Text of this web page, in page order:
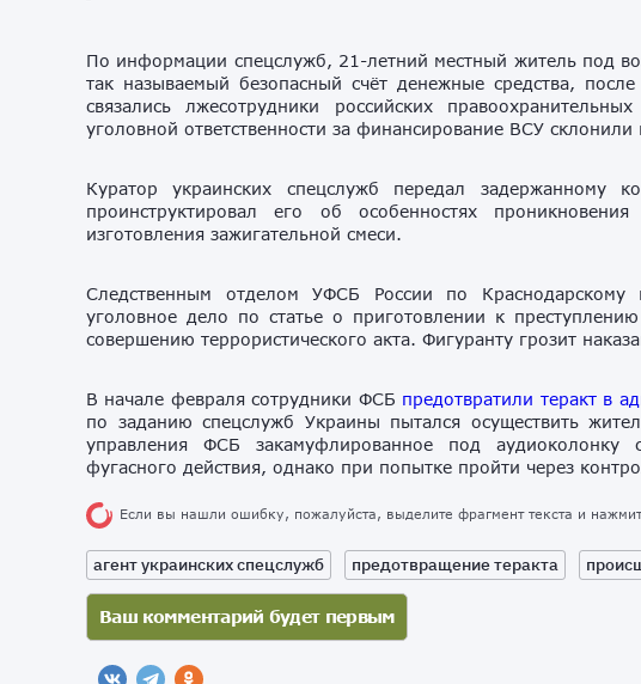
По информации спецслужб, 21-летний местный житель под
так называемый безопасный счёт денежные средства,
связались лжесотрудники российских
уголовной ответственности за финансирование ВСУ
Куратор украинских спецслужб передал задержанному
проинструктировал его об особенностях
изготовления зажигательной смеси.
Следственным отделом УФСБ России по
уголовное дело по статье о приготовлении к
совершению террористического акта. Фигуранту грозит
В начале февраля сотрудники ФСБ предотвратили теракт в
по заданию спецслужб Украины пытался осуществить
управления ФСБ закамуфлированное под аудиоколонку
фугасного действия, однако при попытке пройти через
Если вы нашли ошибку, пожалуйста, выделите фрагмент текста и
агент украинских спецслужб предотвращение теракта